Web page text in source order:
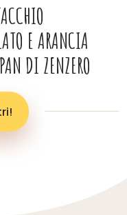
E ARANCIA
DI ZENZERO